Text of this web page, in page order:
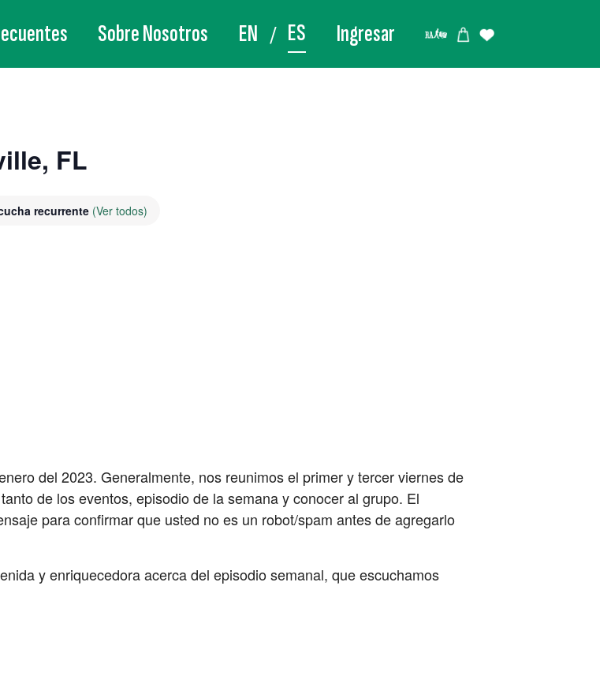
Sobre Nosotros EN ES Ingresar
FL
recurrente (Ver todos)
del 2023. Generalmente, nos reunimos el primer y tercer viernes de
de los eventos, episodio de la semana y conocer al grupo. El
para confirmar que usted no es un robot/spam antes de agregarlo
y enriquecedora acerca del episodio semanal, que escuchamos